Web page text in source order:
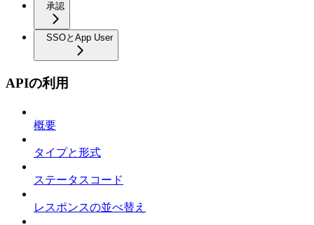
承認
SSOとApp User
APIの利用
概要
タイプと形式
ステータスコード
レスポンスの並べ替え